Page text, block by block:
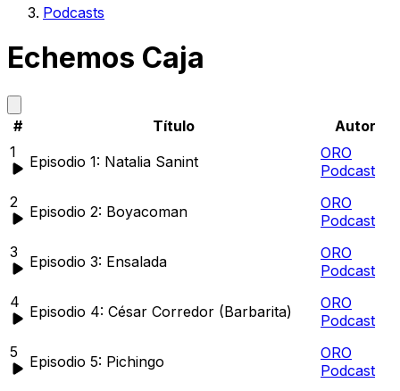
Podcasts
Echemos Caja
# Título
Autor
1
Episodio 1: Natalia Sanint
ORO
Podcast
2
Episodio 2: Boyacoman
ORO
Podcast
3
Episodio 3: Ensalada
ORO
Podcast
4
Episodio 4: César Corredor (Barbarita)
ORO
Podcast
5
Episodio 5: Pichingo
ORO
Podcast